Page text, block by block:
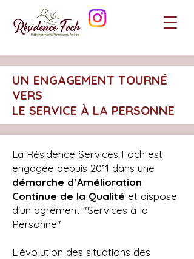
UN ENGAGEMENT TOURNÉ
VERS
LE SERVICE À LA PERSONNE
La Résidence Services Foch est
engagée depuis 2011 dans une
démarche d’Amélioration
Continue de la Qualité et dispose
d'un agrément "Services à la
Personne".
L’évolution des situations des